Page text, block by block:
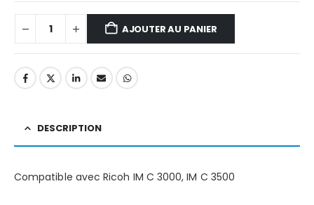
AJOUTER AU PANIER
DESCRIPTION
Compatible avec Ricoh IM C 3000, IM C 3500